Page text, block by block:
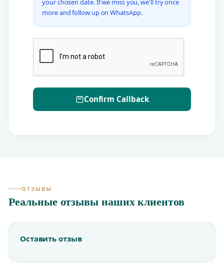
your chosen date. If we miss you, we'll try once
more and follow up on WhatsApp.
Confirm Callback
ОТЗЫВЫ
Реальные отзывы наших клиентов
Оставить отзыв